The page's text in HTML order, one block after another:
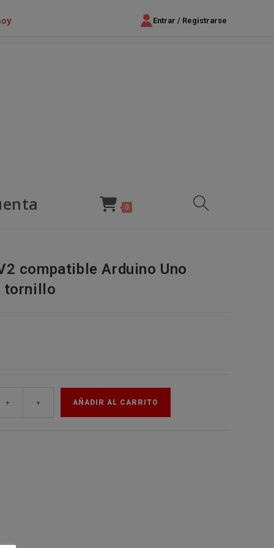
Entrar / Registrarse
0 Alternar
compatible Arduino Uno
tornillo
+ + AÑADIR AL CARRITO